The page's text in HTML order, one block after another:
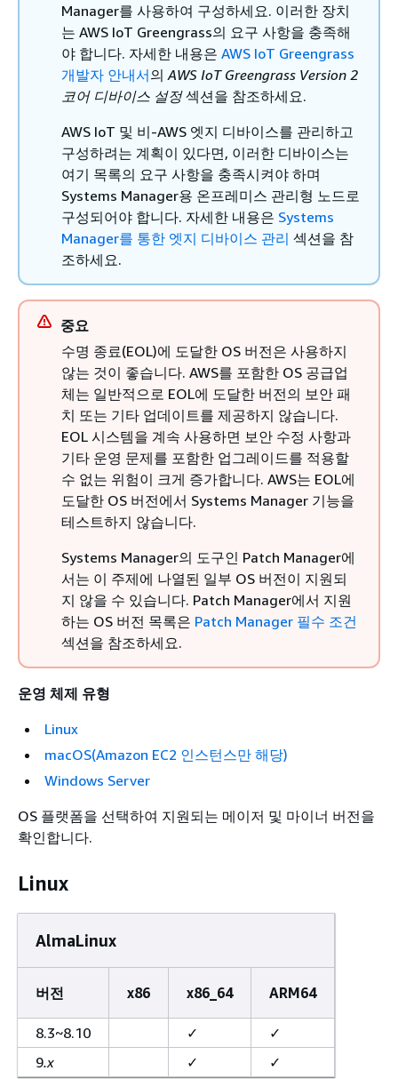
Manager를 사용하여 구성하세요. 이러한 장치
는 AWS IoT Greengrass의 요구 사항을 충족해
야 합니다. 자세한 내용은 AWS IoT Greengrass
개발자 안내서의 AWS IoT Greengrass Version 2
코어 디바이스 설정섹션을 참조하세요.
AWS IoT 및 비-AWS 엣지 디바이스를 관리하고
구성하려는 계획이 있다면, 이러한 디바이스는
여기 목록의 요구 사항을 충족시켜야 하며
Systems Manager용 온프레미스 관리형 노드로
구성되어야 합니다. 자세한 내용은 Systems
Manager를 통한 엣지 디바이스 관리 섹션을 참
조하세요.
중요
수명 종료(EOL)에 도달한 OS 버전은 사용하지
않는 것이 좋습니다. AWS를 포함한 OS 공급업
체는 일반적으로 EOL에 도달한 버전의 보안 패
치 또는 기타 업데이트를 제공하지 않습니다.
EOL 시스템을 계속 사용하면 보안 수정 사항과
기타 운영 문제를 포함한 업그레이드를 적용할
수 없는 위험이 크게 증가합니다. AWS는 EOL에
도달한 OS 버전에서 Systems Manager 기능을
테스트하지 않습니다.
Systems Manager의 도구인 Patch Manager에
서는 이 주제에 나열된 일부 OS 버전이 지원되
지 않을 수 있습니다. Patch Manager에서 지원
하는 OS 버전 목록은 Patch Manager 필수 조건
섹션을 참조하세요.
운영 체제 유형
Linux
macOS(Amazon EC2 인스턴스만 해당)
Windows Server
OS 플랫폼을 선택하여 지원되는 메이저 및 마이너 버전을
확인합니다.
Linux
AlmaLinux
버전 x86 x86_64 ARM64
8.3~8.10 ✓
✓
9.x ✓ ✓